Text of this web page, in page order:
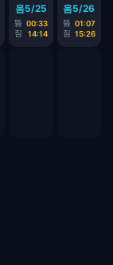
음5/25
뜸 00:33
짐
14:14
음5/26
뜸 01:07
짐 15:26